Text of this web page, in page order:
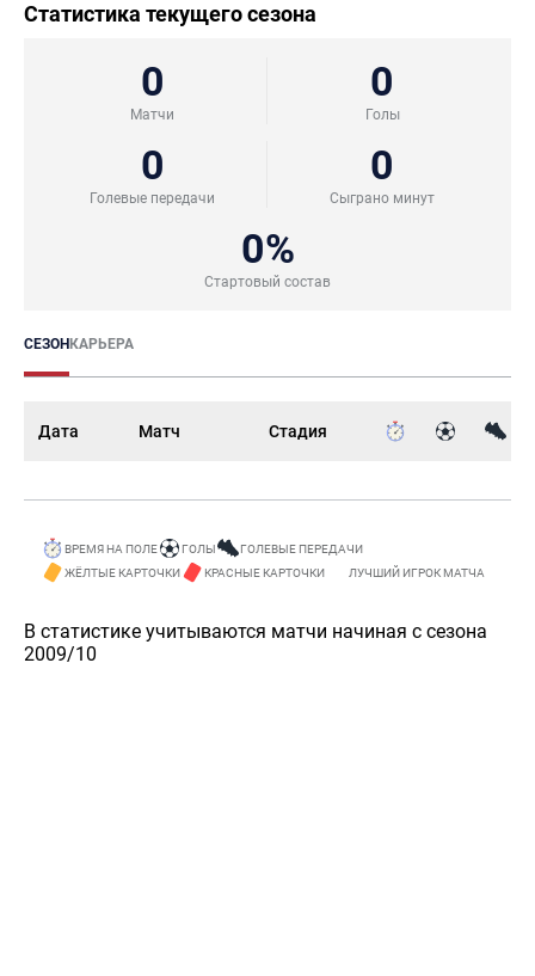
Статистика текущего сезона
0
Матчи
0
Голы
0
Голевые передачи
0
Сыграно минут
0%
Стартовый состав
СЕЗОНКАРЬЕРА
Дата Матч Стадия
ВРЕМЯ НА ПОЛЕ ГОЛЫ
ГОЛЕВЫЕ ПЕРЕДАЧИ
ЖЁЛТЫЕ КАРТОЧКИ
КРАСНЫЕ КАРТОЧКИ ЛУЧШИЙ ИГРОК МАТЧА
В статистике учитываются матчи начиная с сезона
2009/10